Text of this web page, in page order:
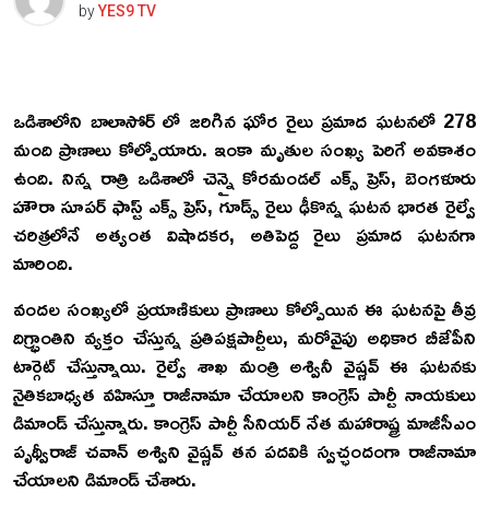
byYES9 TV
ఒడిశాలోని బాలాసోర్ లో జరిగిన ఘోర రైలు ప్రమాద ఘటనలో 278
మంది ప్రాణాలు కోల్పోయారు. ఇంకా మృతుల సంఖ్య పెరిగే అవకాశం
ఉంది. నిన్న రాత్రి ఒడిశాలో చెన్నై కోరమండల్ ఎక్స్ ప్రెస్, బెంగళూరు
హౌరా సూపర్ ఫాస్ట్ ఎక్స్ ప్రెస్, గూడ్స్ రైలు ఢీకొన్న ఘటన భారత రైల్వే
చరిత్రలోనే అత్యంత విషాదకర, అతిపెద్ద రైలు ప్రమాద ఘటనగా
మారింది.
వందల సంఖ్యలో ప్రయాణికులు ప్రాణాలు కోల్పోయిన ఈ ఘటనపై తీవ్ర
దిగ్భ్రాంతిని వ్యక్తం చేస్తున్న ప్రతిపక్షపార్టీలు, మరోవైపు అధికార బీజేపీని
టార్గెట్ చేస్తున్నాయి. రైల్వే శాఖ మంత్రి అశ్వినీ వైష్ణవ్ ఈ ఘటనకు
నైతికబాధ్యత వహిస్తూ రాజీనామా చేయాలని కాంగ్రెస్ పార్టీ నాయకులు
డిమాండ్ చేస్తున్నారు. కాంగ్రెస్ పార్టీ సీనియర్ నేత మహారాష్ట్ర మాజీసీఎం
పృథ్వీరాజ్ చవాన్ అశ్విని వైష్ణవ్ తన పదవికి స్వచ్ఛందంగా రాజీనామా
చేయాలని డిమాండ్ చేశారు.